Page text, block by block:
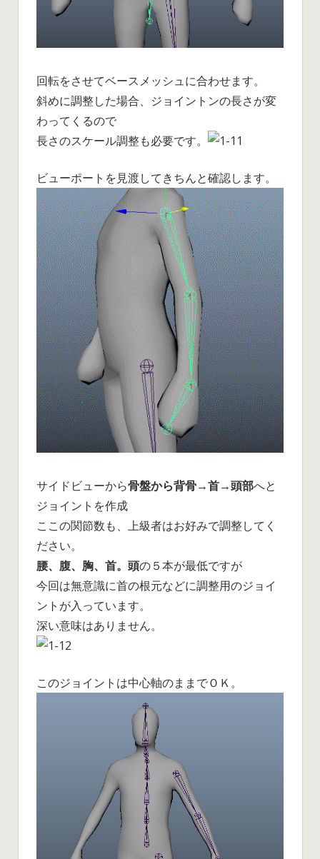
回転をさせてベースメッシュに合わせます。
斜めに調整した場合、ジョイントンの長さが変
わってくるので
長さのスケール調整も必要です。
ビューポートを見渡してきちんと確認します。
サイドビューから骨盤から背骨→首→頭部へと
ジョイントを作成
ここの関節数も、上級者はお好みで調整してく
ださい。
腰、腹、胸、首。頭の５本が最低ですが
今回は無意識に首の根元などに調整用のジョイ
ントが入っています。
深い意味はありません。
このジョイントは中心軸のままでＯＫ。